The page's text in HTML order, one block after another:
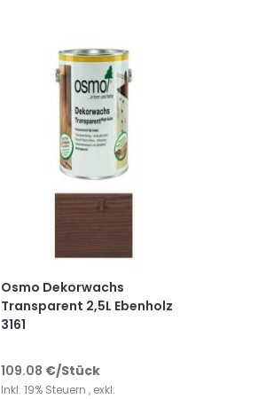
Osmo Dekorwachs
Transparent 2,5L Ebenholz
3161
109.08 €/Stück
Inkl. 19% Steuern , exkl.